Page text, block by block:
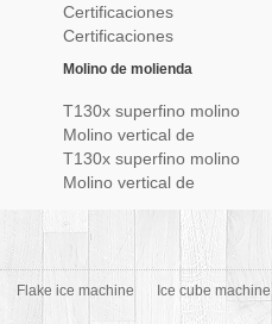
Certificaciones
Certificaciones
Molino de molienda
T130x superfino molino
Molino vertical de
molienda
T130x superfino molino
Molino vertical de
Flake ice machine Ice cube machine